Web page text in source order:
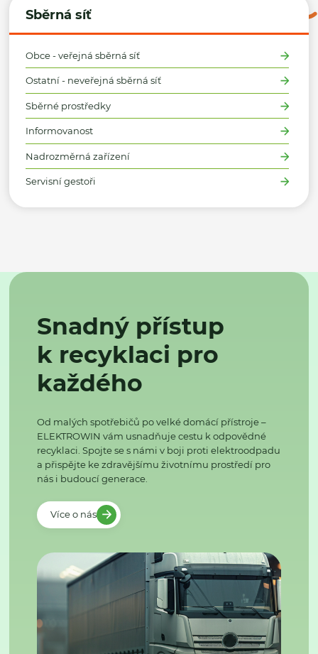
Sběrná síť
Obce - veřejná sběrná síť
Ostatní - neveřejná sběrná síť
Sběrné prostředky
Informovanost
Nadrozměrná zařízení
Servisní gestoři
Snadný přístup
k recyklaci pro
každého
Od malých spotřebičů po velké domácí přístroje –
ELEKTROWIN vám usnadňuje cestu k odpovědné
recyklaci. Spojte se s námi v boji proti elektroodpadu
a přispějte ke zdravějšímu životnímu prostředí pro
nás i budoucí generace.
Více o nás